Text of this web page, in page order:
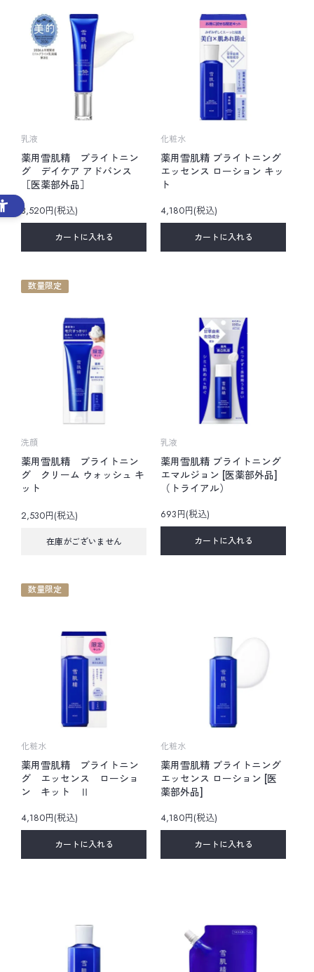
乳液
薬用雪肌精 ブライトニン
グ デイケア アドバンス
［医薬部外品］
3,520円(税込)
カートに入れる
化粧水
薬用雪肌精 ブライトニング
エッセンス ローション キッ
ト
4,180円(税込)
カートに入れる
数量限定
洗顔
薬用雪肌精 ブライトニン
グ クリーム ウォッシュ キ
ット
2,530円(税込)
在庫がございません
乳液
薬用雪肌精 ブライトニング
エマルジョン [医薬部外品]
（トライアル）
693円(税込)
カートに入れる
数量限定
化粧水
薬用雪肌精 ブライトニン
グ エッセンス ローショ
ン キット Ⅱ
4,180円(税込)
カートに入れる
化粧水
薬用雪肌精 ブライトニング
エッセンス ローション [医
薬部外品]
4,180円(税込)
カートに入れる